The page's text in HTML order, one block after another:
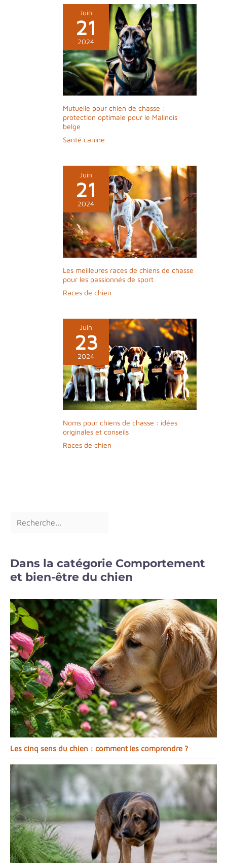
Juin
21
2024
Mutuelle pour chien de chasse :
protection optimale pour le Malinois
belge
Santé canine
Juin
21
2024
Les meilleures races de chiens de chasse
pour les passionnés de sport
Races de chien
Juin
23
2024
Noms pour chiens de chasse : idées
originales et conseils
Races de chien
Dans la catégorie Comportement
et bien-être du chien
Les cinq sens du chien : comment les comprendre ?